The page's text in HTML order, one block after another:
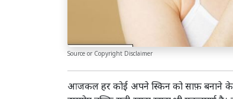
Source or Copyright Disclaimer
आजकल हर कोई अपने स्किन को साफ़ बनाने